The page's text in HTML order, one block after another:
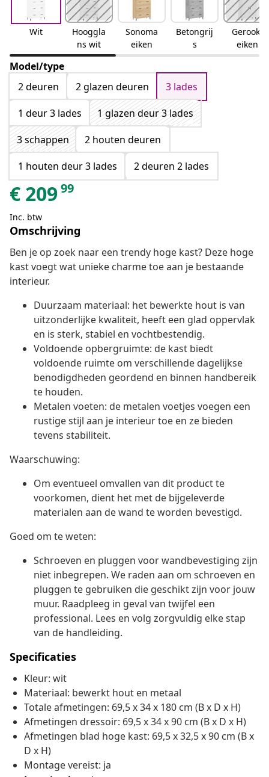
Wit
Hooggla
ns wit
Sonoma
eiken
Betongrij
s
Gerookt
eiken
Model/type
2 deuren
2 glazen deuren
3 lades
1 deur 3 lades
1 glazen deur 3 lades
3 schappen
2 houten deuren
1 houten deur 3 lades
2 deuren 2 lades
€ 20999
Inc. btw
Omschrijving
Ben je op zoek naar een trendy hoge kast? Deze hoge
kast voegt wat unieke charme toe aan je bestaande
interieur.
Duurzaam materiaal: het bewerkte hout is van
uitzonderlijke kwaliteit, heeft een glad oppervlak
en is sterk, stabiel en vochtbestendig.
Voldoende opbergruimte: de kast biedt
voldoende ruimte om verschillende dagelijkse
benodigdheden geordend en binnen handbereik
te houden.
Metalen voeten: de metalen voetjes voegen een
rustige stijl aan je interieur toe en ze bieden
tevens stabiliteit.
Waarschuwing:
Om eventueel omvallen van dit product te
voorkomen, dient het met de bijgeleverde
materialen aan de wand te worden bevestigd.
Goed om te weten:
Schroeven en pluggen voor wandbevestiging zijn
niet inbegrepen. We raden aan om schroeven en
pluggen te gebruiken die geschikt zijn voor jouw
muur. Raadpleeg in geval van twijfel een
professional. Lees en volg zorgvuldig elke stap
van de handleiding.
Specificaties
Kleur: wit
Materiaal: bewerkt hout en metaal
Totale afmetingen: 69,5 x 34 x 180 cm (B x D x H)
Afmetingen dressoir: 69,5 x 34 x 90 cm (B x D x H)
Afmetingen blad hoge kast: 69,5 x 32,5 x 90 cm (B x
D x H)
Montage vereist: ja